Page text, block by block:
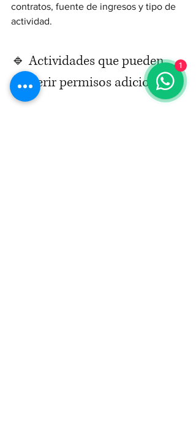
contratos, fuente de ingresos y tipo de
actividad.
🔹 Actividades que pueden
requerir permisos adicionales
1